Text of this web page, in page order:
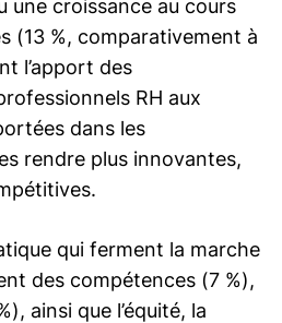
une croissance au cours
(13 %, comparativement à
l’apport des
RH aux
dans les
rendre plus innovantes,
qui ferment la marche
des compétences (7 %),
ainsi que l’équité, la